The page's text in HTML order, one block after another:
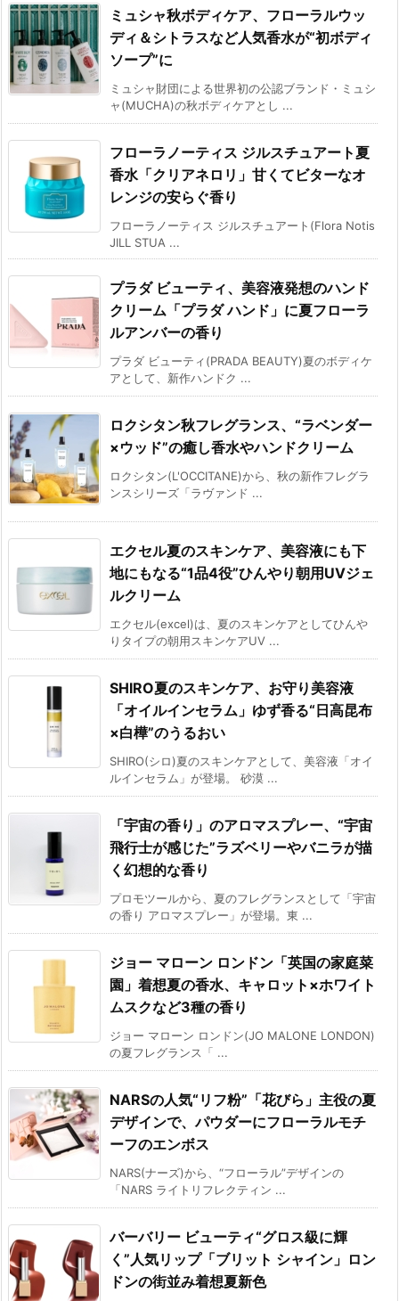
ミュシャ秋ボディケア、フローラルウッ
ディ＆シトラスなど人気香水が“初ボディ
ソープ”に
ミュシャ財団による世界初の公認ブランド・ミュシ
ャ(MUCHA)の秋ボディケアとし ...
フローラノーティス ジルスチュアート夏
香水「クリアネロリ」甘くてビターなオ
レンジの安らぐ香り
フローラノーティス ジルスチュアート(Flora Notis
JILL STUA ...
プラダ ビューティ、美容液発想のハンド
クリーム「プラダ ハンド」に夏フローラ
ルアンバーの香り
プラダ ビューティ(PRADA BEAUTY)夏のボディケ
アとして、新作ハンドク ...
ロクシタン秋フレグランス、“ラベンダー
×ウッド”の癒し香水やハンドクリーム
ロクシタン(L'OCCITANE)から、秋の新作フレグラ
ンスシリーズ「ラヴァンド ...
エクセル夏のスキンケア、美容液にも下
地にもなる“1品4役”ひんやり朝用UVジェ
ルクリーム
エクセル(excel)は、夏のスキンケアとしてひんや
りタイプの朝用スキンケアUV ...
SHIRO夏のスキンケア、お守り美容液
「オイルインセラム」ゆず香る“日高昆布
×白樺”のうるおい
SHIRO(シロ)夏のスキンケアとして、美容液「オイ
ルインセラム」が登場。 砂漠 ...
「宇宙の香り」のアロマスプレー、“宇宙
飛行士が感じた”ラズベリーやバニラが描
く幻想的な香り
プロモツールから、夏のフレグランスとして「宇宙
の香り アロマスプレー」が登場。東 ...
ジョー マローン ロンドン「英国の家庭菜
園」着想夏の香水、キャロット×ホワイト
ムスクなど3種の香り
ジョー マローン ロンドン(JO MALONE LONDON)
の夏フレグランス「 ...
NARSの人気“リフ粉”「花びら」主役の夏
デザインで、パウダーにフローラルモチ
ーフのエンボス
NARS(ナーズ)から、“フローラル”デザインの
「NARS ライトリフレクティン ...
バーバリー ビューティ“グロス級に輝
く”人気リップ「ブリット シャイン」ロン
ドンの街並み着想夏新色